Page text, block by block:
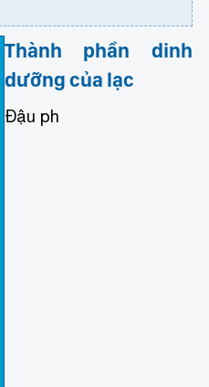
Thành phần dinh
dưỡng của lạc
Đậu ph